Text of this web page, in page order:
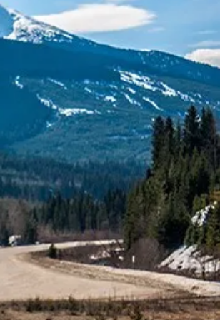
SOLICITAR ORÇAMENTO